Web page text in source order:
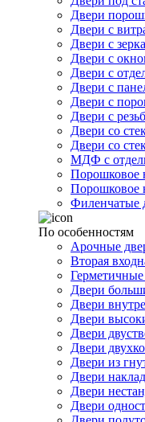
Двери
Двери с
Двери с
Двери с
Двери с
Двери с
Двери с
Двери с
Двери со
Двери со
МДФ с
Порошковое
Порошковое
Филенчатые
По особенностям
Арочные
Вторая
Герметичные
Двери
Двери
Двери
Двери
Двери
Двери из
Двери
Двери
Двери